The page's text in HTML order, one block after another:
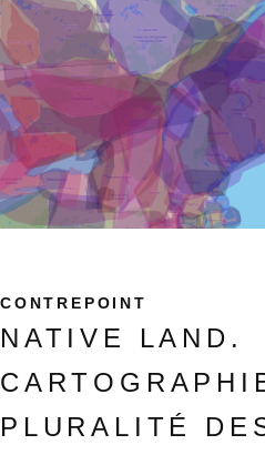
CONTREPOINT
NATIVE LAND.
PLURALITÉ